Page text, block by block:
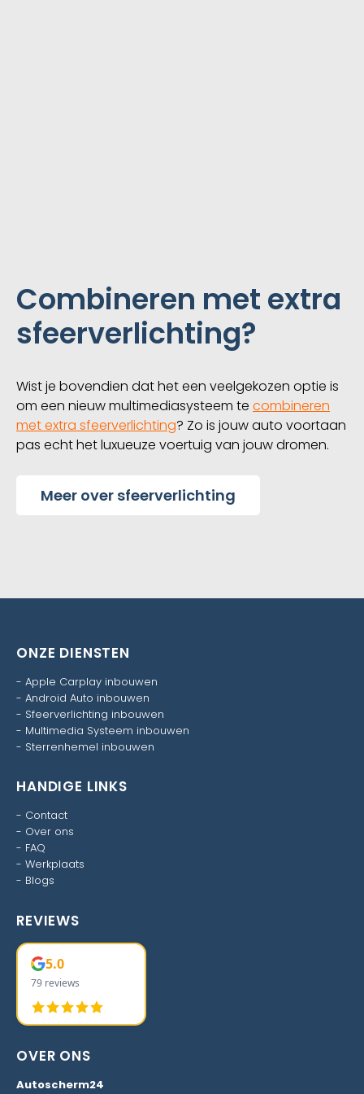
Combineren met extra
sfeerverlichting?
Wist je bovendien dat het een veelgekozen optie is
om een nieuw multimediasysteem te combineren
met extra sfeerverlichting? Zo is jouw auto voortaan
pas echt het luxueuze voertuig van jouw dromen.
Meer over sfeerverlichting
ONZE DIENSTEN
- Apple Carplay inbouwen
- Android Auto inbouwen
- Sfeerverlichting inbouwen
- Multimedia Systeem inbouwen
- Sterrenhemel inbouwen
HANDIGE LINKS
- Contact
- Over ons
- FAQ
- Werkplaats
- Blogs
REVIEWS
5.0
79 reviews
OVER ONS
Autoscherm24